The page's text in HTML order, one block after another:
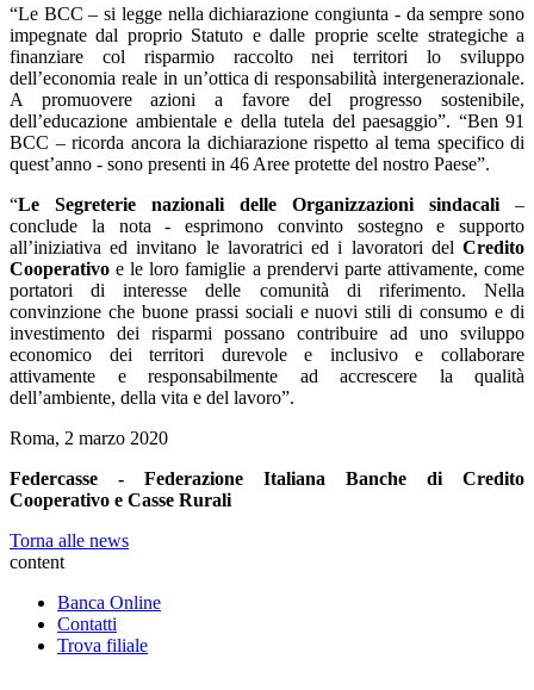
“Le BCC – si legge nella dichiarazione congiunta - da sempre sono
impegnate dal proprio Statuto e dalle proprie scelte strategiche a
finanziare col risparmio raccolto nei territori lo sviluppo
dell’economia reale in un’ottica di responsabilità intergenerazionale.
A promuovere azioni a favore del progresso sostenibile,
dell’educazione ambientale e della tutela del paesaggio”. “Ben 91
BCC – ricorda ancora la dichiarazione rispetto al tema specifico di
quest’anno - sono presenti in 46 Aree protette del nostro Paese”.
“Le Segreterie nazionali delle Organizzazioni sindacali –
conclude la nota - esprimono convinto sostegno e supporto
all’iniziativa ed invitano le lavoratrici ed i lavoratori del Credito
Cooperativo e le loro famiglie a prendervi parte attivamente, come
portatori di interesse delle comunità di riferimento. Nella
convinzione che buone prassi sociali e nuovi stili di consumo e di
investimento dei risparmi possano contribuire ad uno sviluppo
economico dei territori durevole e inclusivo e collaborare
attivamente e responsabilmente ad accrescere la qualità
dell’ambiente, della vita e del lavoro”.
Roma, 2 marzo 2020
Federcasse - Federazione Italiana Banche di Credito
Cooperativo e Casse Rurali
Torna alle news
content
Banca Online
Contatti
Trova filiale